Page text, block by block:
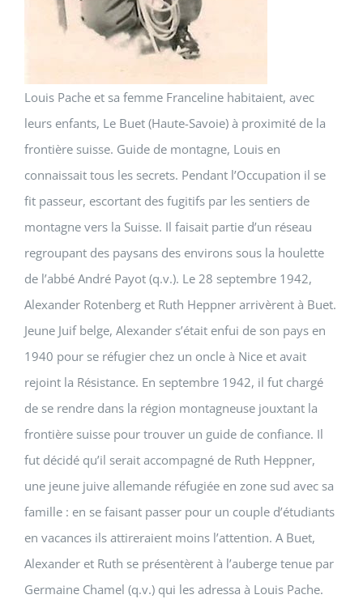
Louis Pache et sa femme Franceline habitaient, avec
leurs enfants, Le Buet (Haute-Savoie) à proximité de la
frontière suisse. Guide de montagne, Louis en
connaissait tous les secrets. Pendant l’Occupation il se
fit passeur, escortant des fugitifs par les sentiers de
montagne vers la Suisse. Il faisait partie d’un réseau
regroupant des paysans des environs sous la houlette
de l’abbé André Payot (q.v.). Le 28 septembre 1942,
Alexander Rotenberg et Ruth Heppner arrivèrent à Buet.
Jeune Juif belge, Alexander s’était enfui de son pays en
1940 pour se réfugier chez un oncle à Nice et avait
rejoint la Résistance. En septembre 1942, il fut chargé
de se rendre dans la région montagneuse jouxtant la
frontière suisse pour trouver un guide de confiance. Il
fut décidé qu’il serait accompagné de Ruth Heppner,
une jeune juive allemande réfugiée en zone sud avec sa
famille : en se faisant passer pour un couple d’étudiants
en vacances ils attireraient moins l’attention. A Buet,
Alexander et Ruth se présentèrent à l’auberge tenue par
Germaine Chamel (q.v.) qui les adressa à Louis Pache.